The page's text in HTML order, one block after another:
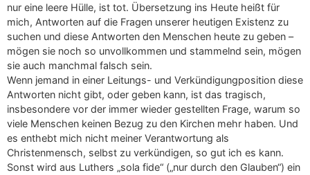
nur eine leere Hülle, ist tot. Übersetzung ins Heute heißt für
mich, Antworten auf die Fragen unserer heutigen Existenz zu
suchen und diese Antworten den Menschen heute zu geben –
mögen sie noch so unvollkommen und stammelnd sein, mögen
sie auch manchmal falsch sein.
Wenn jemand in einer Leitungs- und Verkündigungposition diese
Antworten nicht gibt, oder geben kann, ist das tragisch,
insbesondere vor der immer wieder gestellten Frage, warum so
viele Menschen keinen Bezug zu den Kirchen mehr haben. Und
es enthebt mich nicht meiner Verantwortung als
Christenmensch, selbst zu verkündigen, so gut ich es kann.
Sonst wird aus Luthers „sola fide“ („nur durch den Glauben“) ein